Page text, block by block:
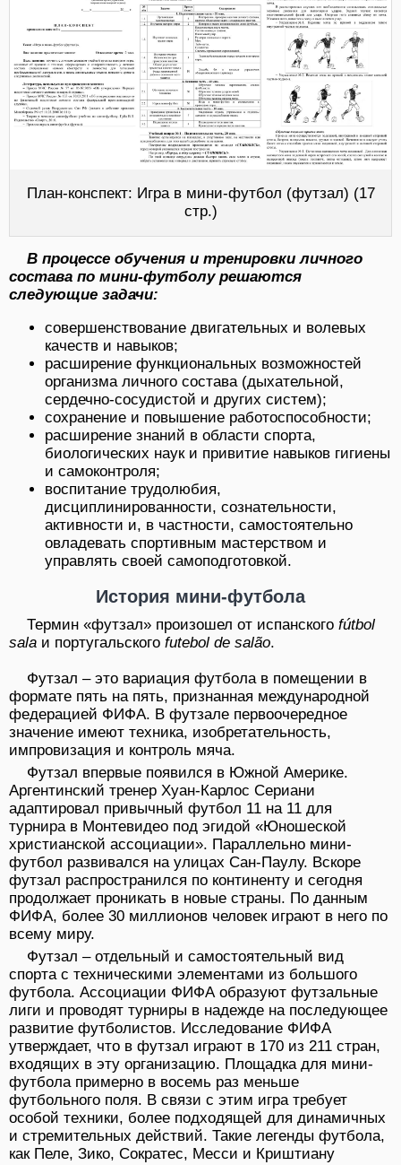
План-конспект: Игра в мини-футбол (футзал) (17
стр.)
В процессе обучения и тренировки личного
состава по мини-футболу решаются
следующие задачи:
совершенствование двигательных и волевых
качеств и навыков;
расширение функциональных возможностей
организма личного состава (дыхательной,
сердечно-сосудистой и других систем);
сохранение и повышение работоспособности;
расширение знаний в области спорта,
биологических наук и привитие навыков гигиены
и самоконтроля;
воспитание трудолюбия,
дисциплинированности, сознательности,
активности и, в частности, самостоятельно
овладевать спортивным мастерством и
управлять своей самоподготовкой.
История мини-футбола
Термин «футзал» произошел от испанского fútbol
sala и португальского futebol de salão.
Футзал – это вариация футбола в помещении в
формате пять на пять, признанная международной
федерацией ФИФА. В футзале первоочередное
значение имеют техника, изобретательность,
импровизация и контроль мяча.
Футзал впервые появился в Южной Америке.
Аргентинский тренер Хуан-Карлос Сериани
адаптировал привычный футбол 11 на 11 для
турнира в Монтевидео под эгидой «Юношеской
христианской ассоциации». Параллельно мини-
футбол развивался на улицах Сан-Паулу. Вскоре
футзал распространился по континенту и сегодня
продолжает проникать в новые страны. По данным
ФИФА, более 30 миллионов человек играют в него по
всему миру.
Футзал – отдельный и самостоятельный вид
спорта с техническими элементами из большого
футбола. Ассоциации ФИФА образуют футзальные
лиги и проводят турниры в надежде на последующее
развитие футболистов. Исследование ФИФА
утверждает, что в футзал играют в 170 из 211 стран,
входящих в эту организацию. Площадка для мини-
футбола примерно в восемь раз меньше
футбольного поля. В связи с этим игра требует
особой техники, более подходящей для динамичных
и стремительных действий. Такие легенды футбола,
как Пеле, Зико, Сократес, Месси и Криштиану